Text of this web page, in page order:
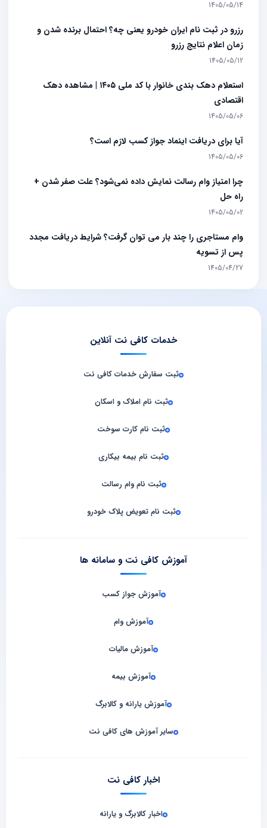
1405/05/14
رزرو در ثبت نام ایران خودرو یعنی چه؟ احتمال برنده شدن و
زمان اعلام نتایج رزرو
1405/05/12
استعلام دهک بندی خانوار با کد ملی ۱۴۰۵ | مشاهده دهک
اقتصادی
1405/05/06
آیا برای دریافت اینماد جواز کسب لازم است؟
1405/05/06
چرا امتیاز وام رسالت نمایش داده نمی‌شود؟ علت صفر شدن +
راه حل
1405/05/02
وام مستاجری را چند بار می توان گرفت؟ شرایط دریافت مجدد
پس از تسویه
1405/04/27
خدمات کافی نت آنلاین
ثبت سفارش خدمات کافی‌ نت
ثبت نام املاک و اسکان
ثبت نام کارت سوخت
ثبت نام بیمه بیکاری
ثبت نام وام رسالت
ثبت نام تعویض پلاک خودرو
آموزش کافی نت و سامانه‌ ها
آموزش جواز کسب
آموزش وام
آموزش مالیات
آموزش بیمه
آموزش یارانه و کالابرگ
سایر آموزش های کافی نت
اخبار کافی نت
اخبار کالابرگ و یارانه